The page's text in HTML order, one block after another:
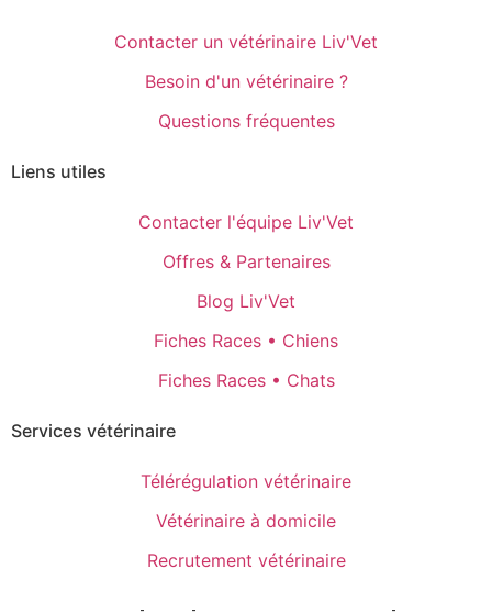
Contacter un vétérinaire Liv'Vet
Besoin d'un vétérinaire ?
Questions fréquentes
Liens utiles
Contacter l'équipe Liv'Vet
Offres & Partenaires
Blog Liv'Vet
Fiches Races • Chiens
Fiches Races • Chats
Services vétérinaire
Télérégulation vétérinaire
Vétérinaire à domicile
Recrutement vétérinaire